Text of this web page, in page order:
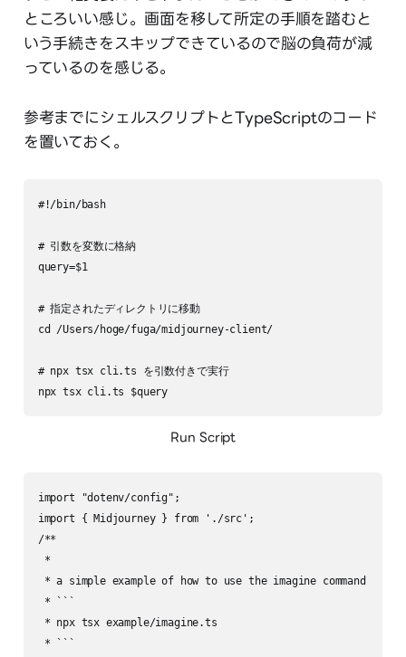
ところいい感じ。画面を移して所定の手順を踏むと
いう手続きをスキップできているので脳の負荷が減
っているのを感じる。
参考までにシェルスクリプトとTypeScriptのコード
を置いておく。
#!/bin/bash
# 引数を変数に格納
query=$1
# 指定されたディレクトリに移動
cd /Users/hoge/fuga/midjourney-client/
# npx tsx cli.ts を引数付きで実行
npx tsx cli.ts $query
Run Script
import "dotenv/config";
import { Midjourney } from './src';
/**
*
* a simple example of how to use the imagine command
* ```
* npx tsx example/imagine.ts
* ```